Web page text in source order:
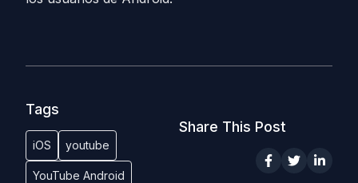
Tags
iOS youtube
YouTube Android
Share This Post